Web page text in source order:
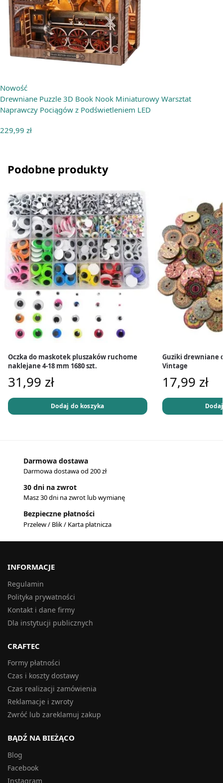
Nowość
Drewniane Puzzle 3D Book Nook Miniaturowy Warsztat
Naprawczy Pociągów z Podświetleniem LED
229,99 zł
Podobne produkty
Oczka do maskotek pluszaków ruchome
naklejane 4-18 mm 1680 szt.
31,99 zł
Dodaj do koszyka
Guziki drewniane
Vintage
17,99 zł
Darmowa dostawa
Darmowa dostawa od 200 zł
30 dni na zwrot
Masz 30 dni na zwrot lub wymianę
Bezpieczne płatności
Przelew / Blik / Karta płatnicza
INFORMACJE
Regulamin
Polityka prywatności
Kontakt i dane firmy
Dla instytucji publicznych
CRAFTEC
Formy płatności
Czas i koszty dostawy
Czas realizacji zamówienia
Reklamacje i zwroty
Zwróć lub zareklamuj zakup
BĄDŹ NA BIEŻĄCO
Blog
Facebook
Instagram